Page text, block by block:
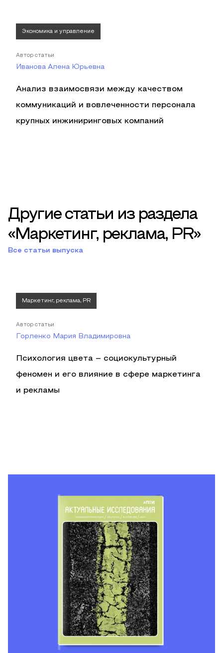
Экономика и управление
Автор статьи
Иванова Алена Юрьевна
Анализ взаимосвязи между качеством
коммуникаций и вовлеченности персонала
крупных инжиниринговых компаний
Другие статьи из раздела
«Маркетинг, реклама, PR»
Все статьи выпуска
Маркетинг, реклама, PR
Автор статьи
Горленко Мария Владимировна
Психология цвета – социокультурный
феномен и его влияние в сфере маркетинга
и рекламы